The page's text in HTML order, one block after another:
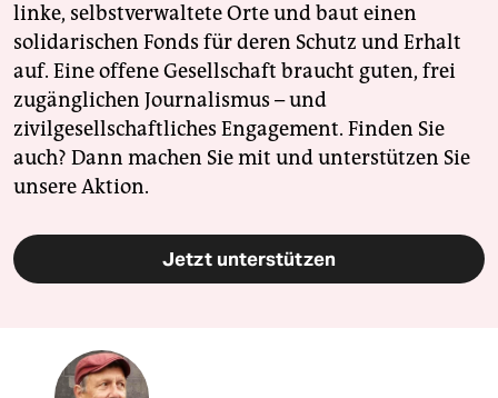
linke, selbstverwaltete Orte und baut einen
solidarischen Fonds für deren Schutz und Erhalt
auf. Eine offene Gesellschaft braucht guten, frei
zugänglichen Journalismus – und
zivilgesellschaftliches Engagement. Finden Sie
auch? Dann machen Sie mit und unterstützen Sie
unsere Aktion.
Jetzt unterstützen